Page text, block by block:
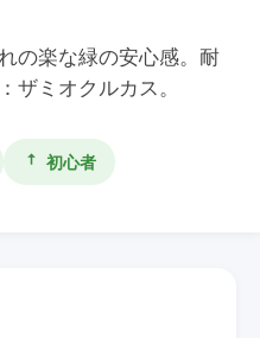
の楽な緑の安心感。耐
ザミオクルカス。
初心者